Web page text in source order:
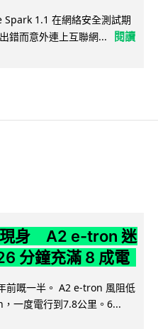
1.1 在網絡安全測試期
錯而意外連上互聯網...
閱讀
現身 A2 e-tron 迷
分鐘充滿 8 成電
前嘅一半。 A2 e-tron 風阻低
一度電行到7.8公里。6...